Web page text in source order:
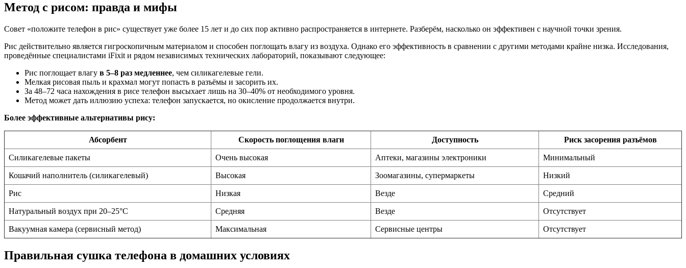
Метод с рисом: правда и мифы
Совет «положите телефон в рис» существует уже более 15 лет и до сих пор активно распространяется в интернете. Разберём, насколько он эффективен с научной точки зрения.
Рис действительно является гигроскопичным материалом и способен поглощать влагу из воздуха. Однако его эффективность в сравнении с другими методами крайне низка. Исследования,
проведённые специалистами iFixit и рядом независимых технических лабораторий, показывают следующее:
Рис поглощает влагу в 5–8 раз медленнее, чем силикагелевые гели.
Мелкая рисовая пыль и крахмал могут попасть в разъёмы и засорить их.
За 48–72 часа нахождения в рисе телефон высыхает лишь на 30–40% от необходимого уровня.
Метод может дать иллюзию успеха: телефон запускается, но окисление продолжается внутри.
Более эффективные альтернативы рису:
Абсорбент Скорость поглощения влаги Доступность Риск засорения разъёмов
Силикагелевые пакеты Очень высокая Аптеки, магазины электроники Минимальный
Кошачий наполнитель (силикагелевый) Высокая Зоомагазины, супермаркеты Низкий
Рис Низкая Везде Средний
Натуральный воздух при 20–25°C Средняя Везде Отсутствует
Вакуумная камера (сервисный метод) Максимальная Сервисные центры Отсутствует
Правильная сушка телефона в домашних условиях